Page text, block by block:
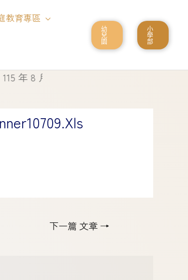
教育專區
幼
兒
園
小
學
部
1 日起停止使用
下一篇 文章 →